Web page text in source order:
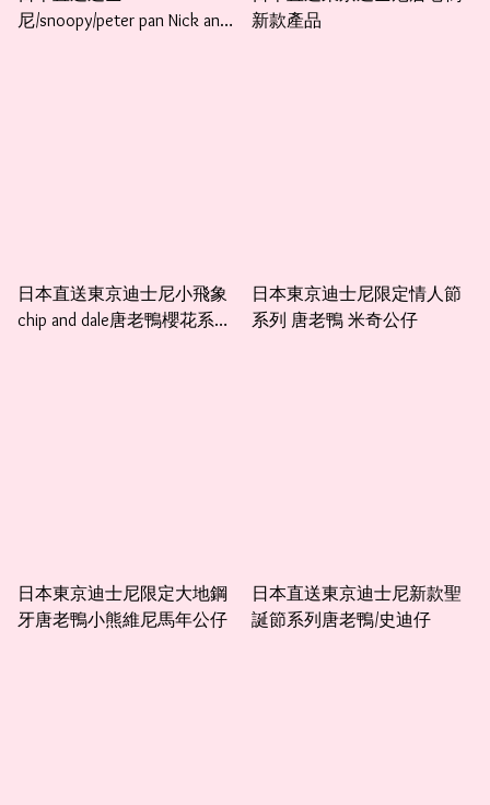
尼/snoopy/peter pan Nick and
新款產品
日本直送東京迪士尼小飛象
chip and dale唐老鴨櫻花系列
日本東京迪士尼限定情人節
系列 唐老鴨 米奇公仔
日本東京迪士尼限定大地鋼
牙唐老鴨小熊維尼馬年公仔
日本直送東京迪士尼新款聖
誕節系列唐老鴨/史迪仔